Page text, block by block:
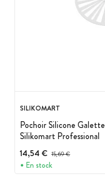
SILIKOMART
Pochoir Silicone
Silikomart Professional
14,54 € Prix avant réduction :
15,69 €
En stock